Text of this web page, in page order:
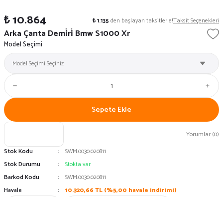
Yorumlar (0)
Arka Çanta Demi̇ri̇ Bmw S1000 Xr
₺ 10.864 ₺ 1.135 den başlayan taksitlerle!Taksit Seçenekleri
Stok Kodu
SWM.0030.020811
Stok Durumu
Stokta var
Barkod Kodu
SWM.0030.020811
Havale
10.320,66 TL (%5,00 havale indirimi)
Model Seçimi
Sepete Ekle